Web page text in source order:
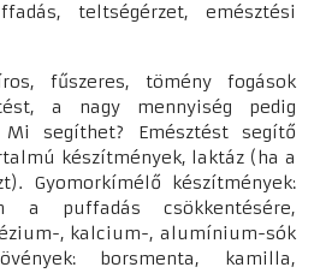
teltségérzet, emésztési
fűszeres, tömény fogások
a nagy mennyiség pedig
segíthet? Emésztést segítő
készítmények, laktáz (ha a
Gyomorkímélő készítmények:
a puffadás csökkentésére,
, kalcium-, alumínium-sók
borsmenta, kamilla,